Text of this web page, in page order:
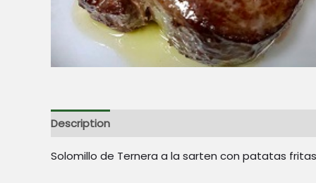
Description
Solomillo de Ternera a la sarten con patatas